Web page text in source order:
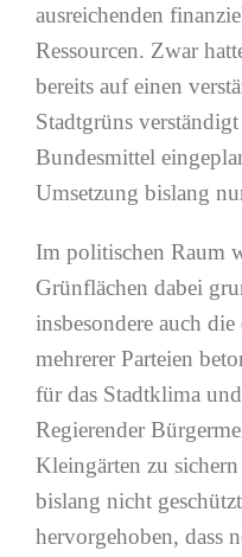
ausreichenden
Ressourcen. Zwar
bereits auf einen
Stadtgrüns
Bundesmittel
Umsetzung bislang
Im politischen Raum
Grünflächen dabei
insbesondere auch
mehrerer Parteien
für das Stadtklima
Regierender
Kleingärten zu
bislang nicht
hervorgehoben, dass